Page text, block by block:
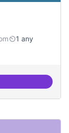
1 any
digitals i